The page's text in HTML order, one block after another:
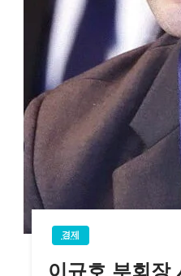
경제
이규호 부회장